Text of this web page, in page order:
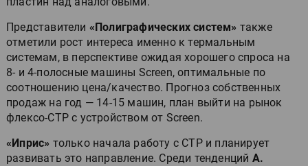
Представители «Полиграфических систем» также
отметили рост интереса именно к термальным
системам, в перспективе ожидая хорошего спроса на
8- и 4-полосные машины Screen, оптимальные по
соотношению цена/качество. Прогноз собственных
продаж на год — 14-15 машин, план выйти на рынок
флексо-CTP с устройством от Screen.
«Иприс» только начала работу с CTP и планирует
развивать это направление. Среди тенденций А.